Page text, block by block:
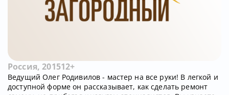
Россия, 201512+
Ведущий Олег Родивилов - мастер на все руки! В легкой и
доступной форме он рассказывает, как сделать ремонт